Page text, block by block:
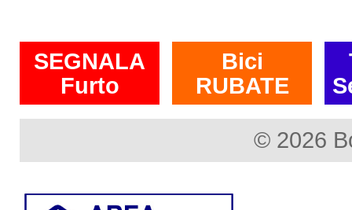
SEGNALA
Furto
Bici
RUBATE
© 2026